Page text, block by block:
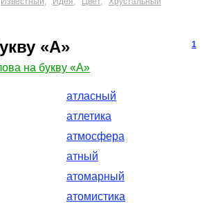
«А» 1
на букву «А»
атласный
атлетика
атмосфера
атный
атомарный
атомистика